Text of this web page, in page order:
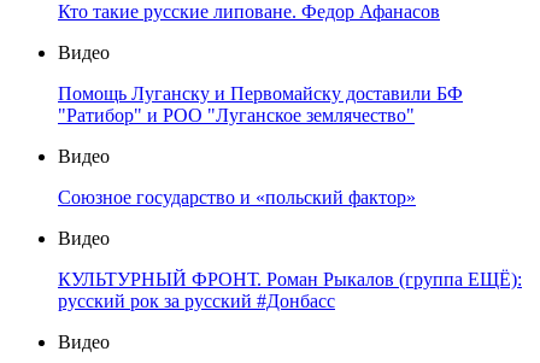
Кто такие русские липоване. Федор Афанасов
Видео
Помощь Луганску и Первомайску доставили БФ
"Ратибор" и РОО "Луганское землячество"
Видео
Союзное государство и «польский фактор»
Видео
КУЛЬТУРНЫЙ ФРОНТ. Роман Рыкалов (группа ЕЩЁ):
русский рок за русский #Донбасс
Видео